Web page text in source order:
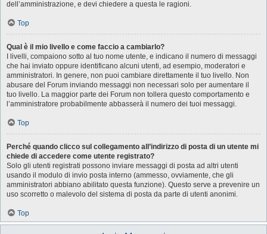
dell’amministrazione, e devi chiedere a questa le ragioni.
Top
Qual è il mio livello e come faccio a cambiarlo?
I livelli, compaiono sotto al tuo nome utente, e indicano il numero di messaggi
che hai inviato oppure identificano alcuni utenti, ad esempio, moderatori e
amministratori. In genere, non puoi cambiare direttamente il tuo livello. Non
abusare del Forum inviando messaggi non necessari solo per aumentare il
tuo livello. La maggior parte dei Forum non tollera questo comportamento e
l’amministratore probabilmente abbasserà il numero dei tuoi messaggi.
Top
Perché quando clicco sul collegamento all’indirizzo di posta di un utente mi
chiede di accedere come utente registrato?
Solo gli utenti registrati possono inviare messaggi di posta ad altri utenti
usando il modulo di invio posta interno (ammesso, ovviamente, che gli
amministratori abbiano abilitato questa funzione). Questo serve a prevenire un
uso scorretto o malevolo del sistema di posta da parte di utenti anonimi.
Top